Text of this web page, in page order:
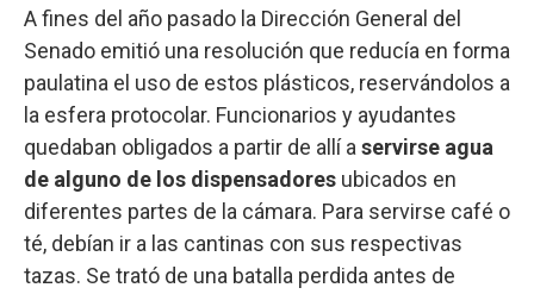
A fines del año pasado la Dirección General del
Senado emitió una resolución que reducía en forma
paulatina el uso de estos plásticos, reservándolos a
la esfera protocolar. Funcionarios y ayudantes
quedaban obligados a partir de allí aservirse agua
de alguno de los dispensadores ubicados en
diferentes partes de la cámara. Para servirse café o
té, debían ir a las cantinas con sus respectivas
tazas. Se trató de una batalla perdida antes de